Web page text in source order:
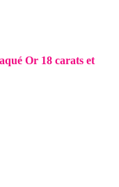
Or 18 carats et